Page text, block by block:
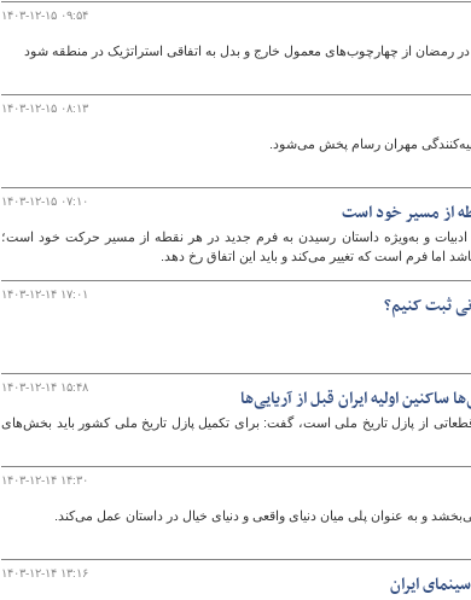
۱۴۰۳-۱۲-۱۵ ۰۹:۵۴
از چهارچوب‌های معمول خارج و بدل به اتفاقی استراتژیک در منطقه شود
۱۴۰۳-۱۲-۱۵ ۰۸:۱۳
مهران رسام پخش می‌شود.
۱۴۰۳-۱۲-۱۵ ۰۷:۱۰ از مسیر خود است
و به‌ویژه داستان رسیدن به فرم جدید در هر نقطه از مسیر حرکت خود است؛
اما فرم است که تغییر می‌کند و باید این اتفاق رخ دهد.
۱۴۰۳-۱۲-۱۴ ۱۷:۰۱ ثبت کنیم؟
۱۴۰۳-۱۲-۱۴ ۱۵:۴۸ اولیه ایران قبل از آریایی‌ها
از پازل تاریخ ملی است، گفت: برای تکمیل پازل تاریخ ملی کشور باید بخش‌های
۱۴۰۳-۱۲-۱۴ ۱۴:۳۰
و به عنوان پلی میان دنیای واقعی و دنیای خیال در داستان عمل می‌کند.
۱۴۰۳-۱۲-۱۴ ۱۳:۱۶